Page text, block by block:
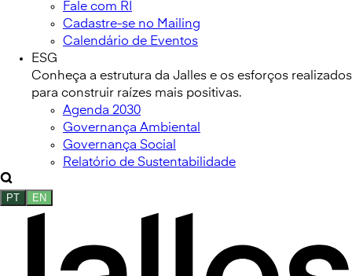
Fale com RI
Cadastre-se no Mailing
Calendário de Eventos
ESG
Conheça a estrutura da Jalles e os esforços realizados
para construir raízes mais positivas.
Agenda 2030
Governança Ambiental
Governança Social
Relatório de Sustentabilidade
PT EN